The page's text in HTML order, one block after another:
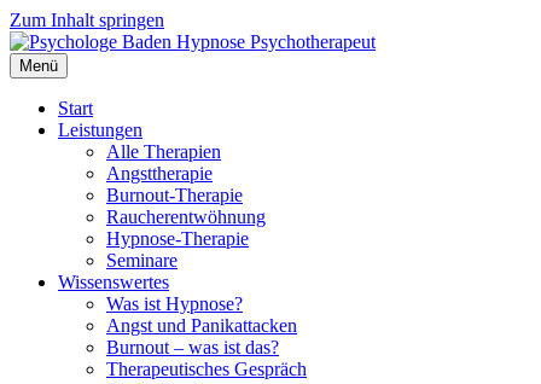
Zum Inhalt springen
Menü
Start
Leistungen
Alle Therapien
Angsttherapie
Burnout-Therapie
Raucherentwöhnung
Hypnose-Therapie
Seminare
Wissenswertes
Was ist Hypnose?
Angst und Panikattacken
Burnout – was ist das?
Therapeutisches Gespräch